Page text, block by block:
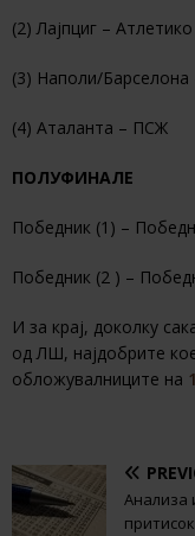
(2) Лајпциг –
(3) Наполи/Барселона
(4) Аталанта – ПСЖ
ПОЛУФИНАЛЕ
Победник (1) –
Победник (2 ) –
И за крај, доколку
од ЛШ, најдобрите
обложувалниците на
Анализа